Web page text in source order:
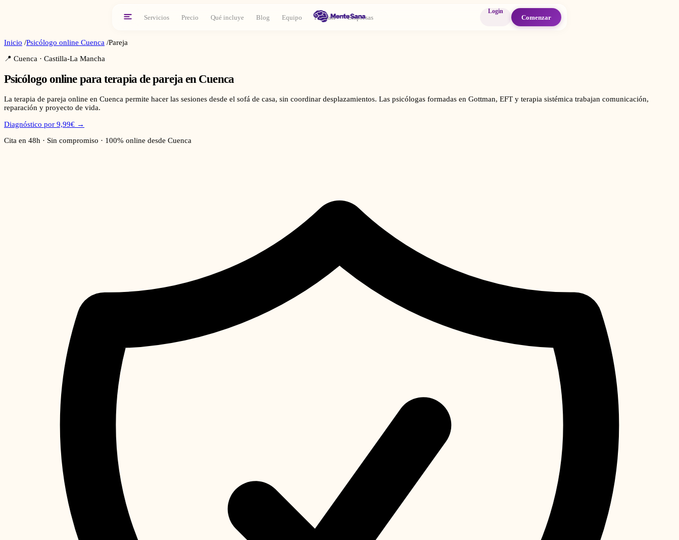
Servicios Precio Qué incluye Blog Equipo Podcast Empresas
Login
Comenzar
Inicio /Psicólogo online Cuenca /Pareja
📍 Cuenca · Castilla-La Mancha
Psicólogo online paraterapia de parejaen Cuenca
La terapia de pareja online en Cuenca permite hacer las sesiones desde el sofá de casa, sin coordinar desplazamientos. Las psicólogas formadas en Gottman, EFT y terapia sistémica trabajan comunicación,
reparación y proyecto de vida.
Diagnóstico por 9,99€ →
Cita en 48h · Sin compromiso · 100% online desde Cuenca